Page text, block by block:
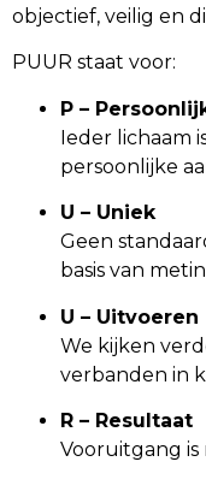
objectief, veilig en
PUUR staat voor:
P –
Ieder lichaam
persoonlijke
U – Uniek
Geen
basis van
U – Uitvoeren
We kijken
verbanden in
R – Resultaat
Vooruitgang